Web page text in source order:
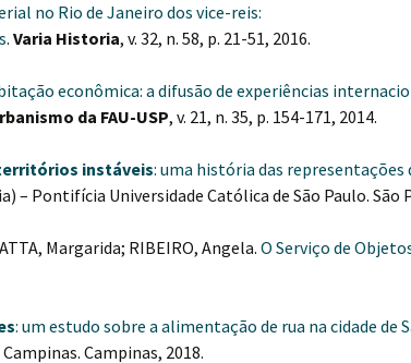
no Rio de Janeiro dos vice-reis:
. Varia Historia, v. 32, n. 58, p. 21-51, 2016.
econômica: a difusão de experiências
da FAU-USP, v. 21, n. 35, p. 154-171, 2014.
instáveis: uma história das
– Pontifícia Universidade Católica de São Paulo. São
Margarida; RIBEIRO, Angela.O Serviço de
: um estudo sobre a alimentação de rua na cidade de
Campinas, 2018.